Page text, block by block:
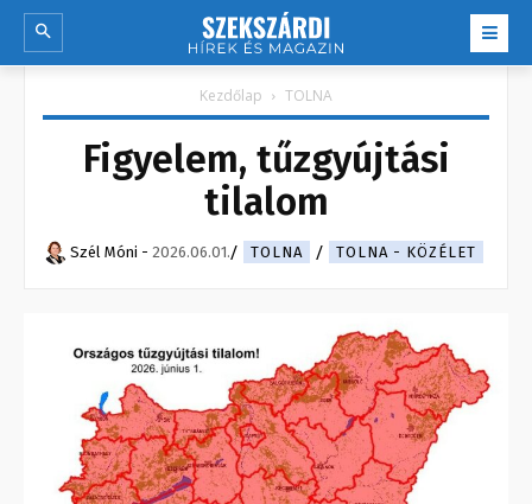
Kezdőlap TOLNA
Figyelem, tűzgyújtási
tilalom
Szél Móni - 2026.06.01. TOLNA TOLNA - KÖZÉLET